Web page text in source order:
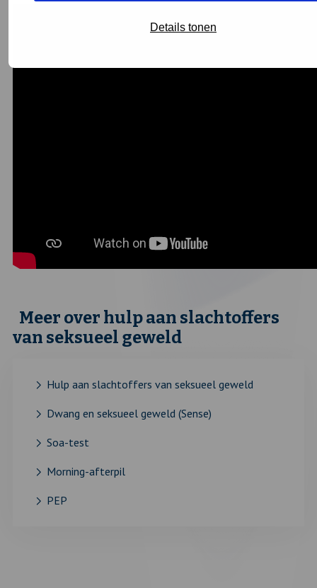
Details tonen
Meer over hulp aan slachtoffers
van seksueel geweld
Hulp aan slachtoffers van seksueel geweld
Dwang en seksueel geweld (Sense)
Soa-test
Morning-afterpil
PEP